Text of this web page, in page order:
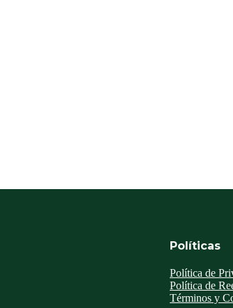
Políticas
Política de
Política de
Términos y